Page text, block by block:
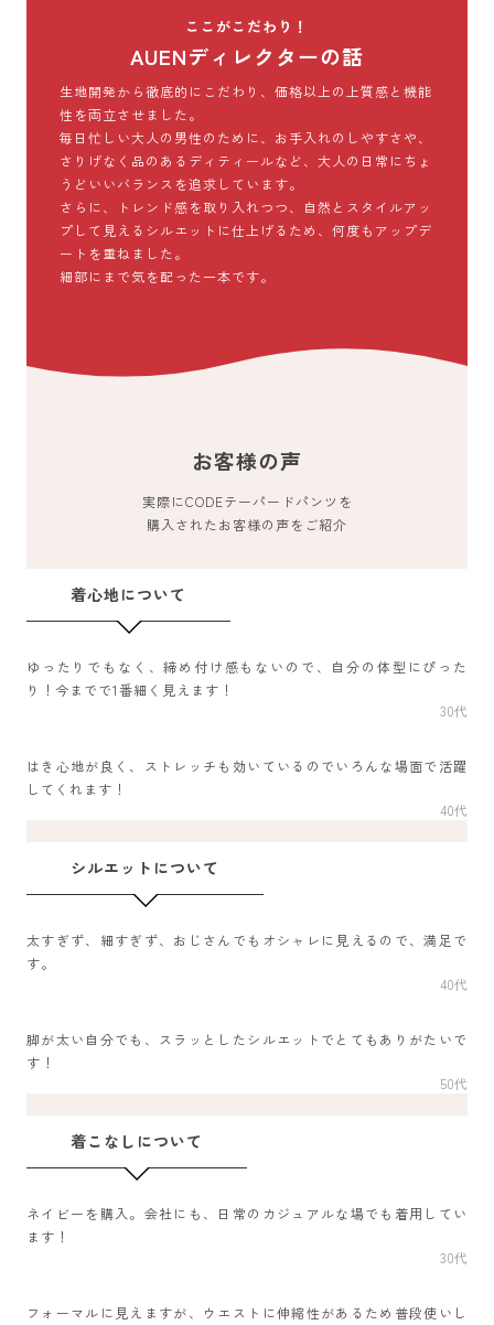
ここがこだわり！
AUENディレクターの話
生地開発から徹底的にこだわり、価格以上の上質感と機能
性を両立させました。
毎日忙しい大人の男性のために、お手入れのしやすさや、
さりげなく品のあるディティールなど、大人の日常にちょ
うどいいバランスを追求しています。
さらに、トレンド感を取り入れつつ、自然とスタイルアッ
プして見えるシルエットに仕上げるため、何度もアップデ
ートを重ねました。
細部にまで気を配った一本です。
お客様の声
実際にCODEテーパードパンツを
購入されたお客様の声をご紹介
着心地について
ゆったりでもなく、締め付け感もないので、自分の体型にぴった
り！今までで1番細く見えます！
30代
はき心地が良く、ストレッチも効いているのでいろんな場面で活躍
してくれます！
40代
シルエットについて
太すぎず、細すぎず、おじさんでもオシャレに見えるので、満足で
す。
40代
脚が太い自分でも、スラッとしたシルエットでとてもありがたいで
す！
50代
着こなしについて
ネイビーを購入。会社にも、日常のカジュアルな場でも着用してい
ます！
30代
フォーマルに見えますが、ウエストに伸縮性があるため普段使いし